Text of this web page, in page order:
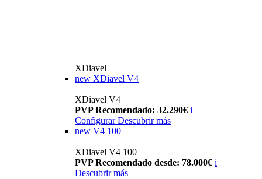
XDiavel
new XDiavel V4
XDiavel V4
PVP Recomendado: 32.290€ i
Configurar Descubrir más
new V4 100
XDiavel V4 100
PVP Recomendado desde: 78.000€ i
Descubrir más